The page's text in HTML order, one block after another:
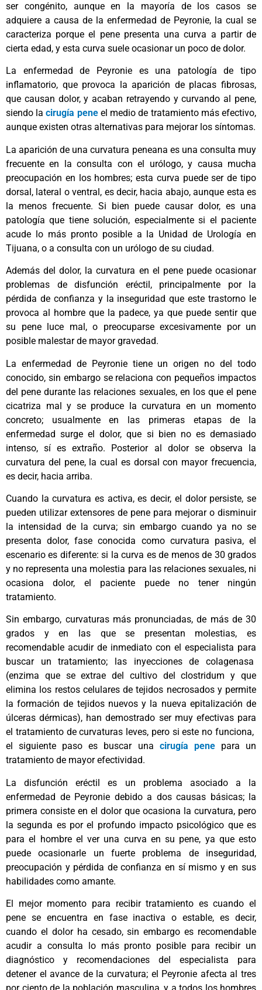
ser congénito, aunque en la mayoría de los casos se
adquiere a causa de la enfermedad de Peyronie, la cual se
caracteriza porque el pene presenta una curva a partir de
cierta edad, y esta curva suele ocasionar un poco de dolor.
La enfermedad de Peyronie es una patología de tipo
inflamatorio, que provoca la aparición de placas fibrosas,
que causan dolor, y acaban retrayendo y curvando al pene,
siendo lacirugía peneel medio de tratamiento más efectivo,
aunque existen otras alternativas para mejorar los síntomas.
La aparición de una curvatura peneana es una consulta muy
frecuente en la consulta con el urólogo, y causa mucha
preocupación en los hombres; esta curva puede ser de tipo
dorsal, lateral o ventral, es decir, hacia abajo, aunque esta es
la menos frecuente. Si bien puede causar dolor, es una
patología que tiene solución, especialmente si el paciente
acude lo más pronto posible a la Unidad de Urología en
Tijuana, o a consulta con un urólogo de su ciudad.
Además del dolor, la curvatura en el pene puede ocasionar
problemas de disfunción eréctil, principalmente por la
pérdida de confianza y la inseguridad que este trastorno le
provoca al hombre que la padece, ya que puede sentir que
su pene luce mal, o preocuparse excesivamente por un
posible malestar de mayor gravedad.
La enfermedad de Peyronie tiene un origen no del todo
conocido, sin embargo se relaciona con pequeños impactos
del pene durante las relaciones sexuales, en los que el pene
cicatriza mal y se produce la curvatura en un momento
concreto; usualmente en las primeras etapas de la
enfermedad surge el dolor, que si bien no es demasiado
intenso, sí es extraño. Posterior al dolor se observa la
curvatura del pene, la cual es dorsal con mayor frecuencia,
es decir, hacia arriba.
Cuando la curvatura es activa, es decir, el dolor persiste, se
pueden utilizar extensores de pene para mejorar o disminuir
la intensidad de la curva; sin embargo cuando ya no se
presenta dolor, fase conocida como curvatura pasiva, el
escenario es diferente: si la curva es de menos de 30 grados
y no representa una molestia para las relaciones sexuales, ni
ocasiona dolor, el paciente puede no tener ningún
tratamiento.
Sin embargo, curvaturas más pronunciadas, de más de 30
grados y en las que se presentan molestias, es
recomendable acudir de inmediato con el especialista para
buscar un tratamiento; las inyecciones de colagenasa
(enzima que se extrae del cultivo del clostridum y que
elimina los restos celulares de tejidos necrosados y permite
la formación de tejidos nuevos y la nueva epitalización de
úlceras dérmicas), han demostrado ser muy efectivas para
el tratamiento de curvaturas leves, pero si este no funciona,
el siguiente paso es buscar una cirugía penepara un
tratamiento de mayor efectividad.
La disfunción eréctil es un problema asociado a la
enfermedad de Peyronie debido a dos causas básicas; la
primera consiste en el dolor que ocasiona la curvatura, pero
la segunda es por el profundo impacto psicológico que es
para el hombre el ver una curva en su pene, ya que esto
puede ocasionarle un fuerte problema de inseguridad,
preocupación y pérdida de confianza en sí mismo y en sus
habilidades como amante.
El mejor momento para recibir tratamiento es cuando el
pene se encuentra en fase inactiva o estable, es decir,
cuando el dolor ha cesado, sin embargo es recomendable
acudir a consulta lo más pronto posible para recibir un
diagnóstico y recomendaciones del especialista para
detener el avance de la curvatura; el Peyronie afecta al tres